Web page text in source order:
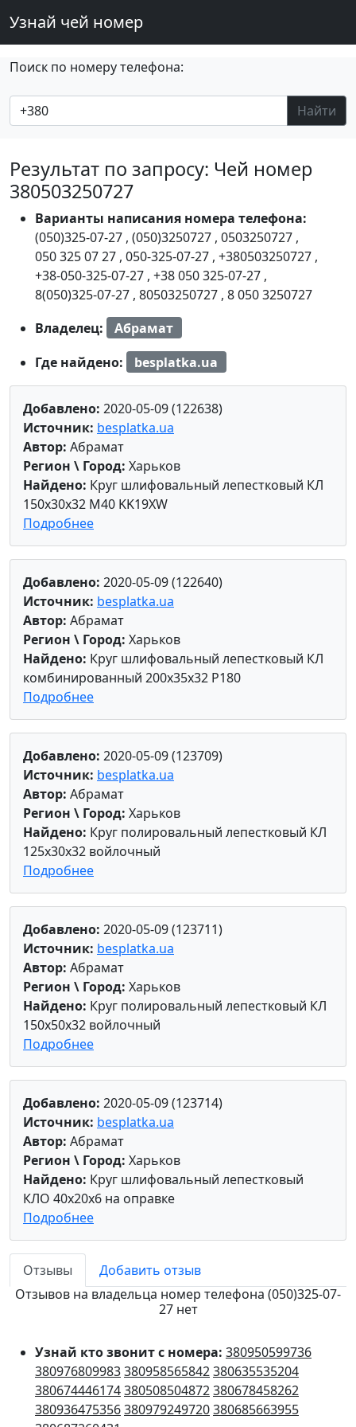
Узнай чей номер
Поиск по номеру телефона:
Найти
Результат по запросу: Чей номер
380503250727
Варианты написания номера телефона:
(050)325-07-27 , (050)3250727 , 0503250727 ,
050 325 07 27 , 050-325-07-27 , +380503250727 ,
+38-050-325-07-27 , +38 050 325-07-27 ,
8(050)325-07-27 , 80503250727 , 8 050 3250727
Владелец:
Абрамат
Где найдено:
besplatka.ua
Добавлено: 2020-05-09 (122638)
Источник: besplatka.ua
Автор: Абрамат
Регион \ Город: Харьков
Найдено: Круг шлифовальный лепестковый КЛ
150х30х32 M40 KK19XW
Подробнее
Добавлено: 2020-05-09 (122640)
Источник: besplatka.ua
Автор: Абрамат
Регион \ Город: Харьков
Найдено: Круг шлифовальный лепестковый КЛ
комбинированный 200х35х32 P180
Подробнее
Добавлено: 2020-05-09 (123709)
Источник: besplatka.ua
Автор: Абрамат
Регион \ Город: Харьков
Найдено: Круг полировальный лепестковый КЛ
125х30х32 войлочный
Подробнее
Добавлено: 2020-05-09 (123711)
Источник: besplatka.ua
Автор: Абрамат
Регион \ Город: Харьков
Найдено: Круг полировальный лепестковый КЛ
150х50х32 войлочный
Подробнее
Добавлено: 2020-05-09 (123714)
Источник: besplatka.ua
Автор: Абрамат
Регион \ Город: Харьков
Найдено: Круг шлифовальный лепестковый
КЛО 40х20х6 на оправке
Подробнее
Отзывы
Добавить отзыв
Отзывов на владельца номер телефона (050)325-07-
27 нет
Узнай кто звонит с номера: 380950599736
380976809983380958565842380635535204
380674446174380508504872380678458262
380936475356380979249720380685663955